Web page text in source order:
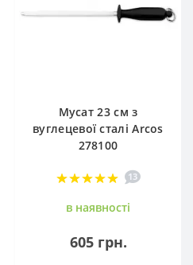
Мусат 23 см з
вуглецевої сталі Arcos
278100
13
в наявностi
605 грн.